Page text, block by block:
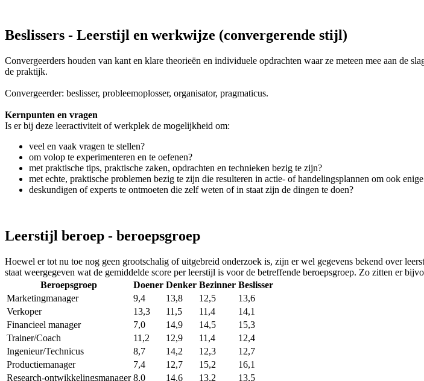
Beslissers - Leerstijl en werkwijze (convergerende stijl)
Convergeerders houden van kant en klare theorieën en individuele opdrachten waar ze meteen mee aan de
de praktijk.
Convergeerder: beslisser, probleemoplosser, organisator, pragmaticus.
Kernpunten en vragen
Is er bij deze leeractiviteit of werkplek de mogelijkheid om:
veel en vaak vragen te stellen?
om volop te experimenteren en te oefenen?
met praktische tips, praktische zaken, opdrachten en technieken bezig te zijn?
met echte, praktische problemen bezig te zijn die resulteren in actie- of handelingsplannen om ook
deskundigen of experts te ontmoeten die zelf weten of in staat zijn de dingen te doen?
Leerstijl beroep - beroepsgroep
Hoewel er tot nu toe nog geen grootschalig of uitgebreid onderzoek is, zijn er wel gegevens bekend over
staat weergegeven wat de gemiddelde score per leerstijl is voor de betreffende beroepsgroep. Zo zitten er
Beroepsgroep
Doener Denker Bezinner Beslisser
Marketingmanager
9,4 13,8 12,5
13,6
Verkoper
13,3 11,5 11,4
14,1
Financieel manager
7,0 14,9 14,5
15,3
Trainer/Coach
11,2 12,9 11,4
12,4
Ingenieur/Technicus
8,7 14,2 12,3
12,7
Productiemanager
7,4 12,7 15,2
16,1
Research-ontwikkelingsmanager 8,0 14,6 13,2 13,5